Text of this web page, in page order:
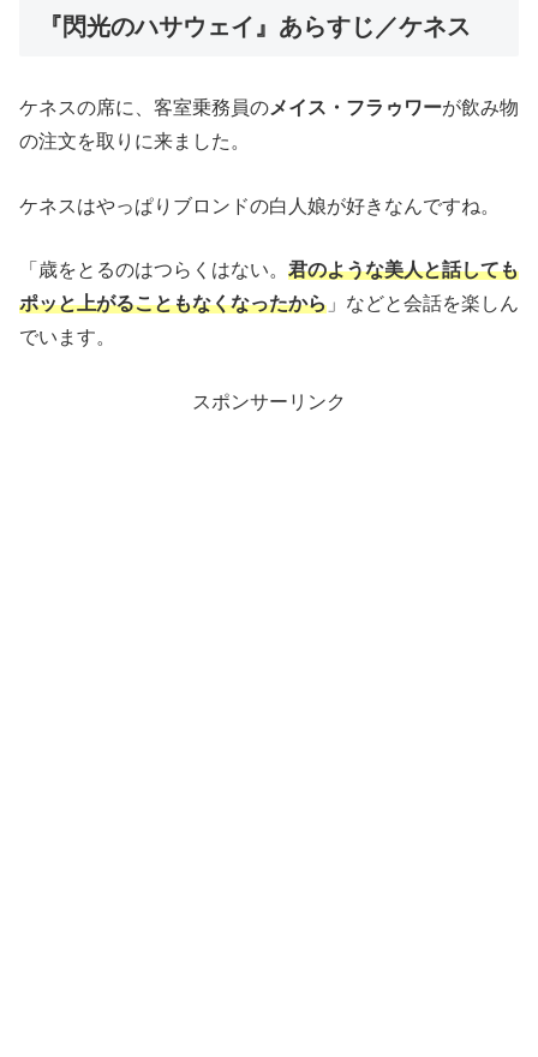
『閃光のハサウェイ』あらすじ／ケネス
ケネスの席に、客室乗務員のメイス・フラゥワーが飲み物
の注文を取りに来ました。
ケネスはやっぱりブロンドの白人娘が好きなんですね。
「歳をとるのはつらくはない。 君のような美人と話しても
ポッと上がることもなくなったから 」などと会話を楽しん
でいます。
スポンサーリンク